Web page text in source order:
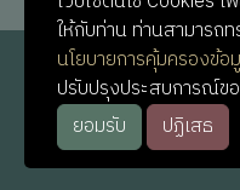
© Copyright Rambhai
ให้กับท่าน ท่านสามารถ
นโยบายการคุ้มครองข้
ปรับปรุงประสบการณ์ข
ยอมรับ
ปฏิเสธ